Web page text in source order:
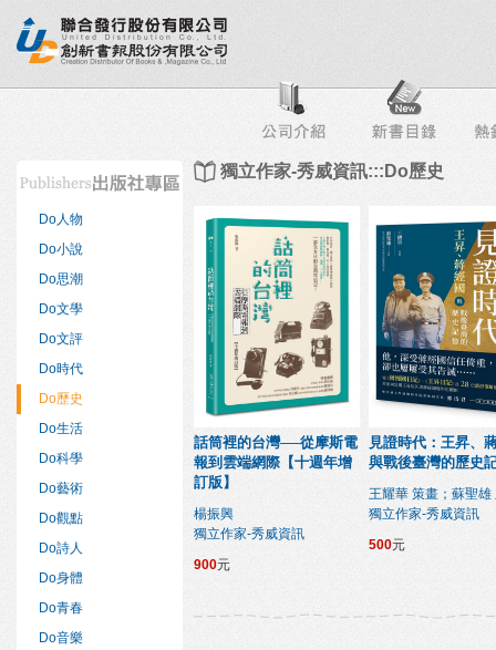
榜 出版社專區 書店專區 目錄下載 會員服務
Do人物
Do小說
Do思潮
Do文學
Do文評
Do時代
Do歷史
Do生活
Do科學
Do藝術
Do觀點
Do詩人
Do身體
Do青春
Do音樂
獨立作家-秀威資訊:::Do歷史
話筒裡的台灣──從摩斯電
報到雲端網際【十週年增
訂版】
楊振興
獨立作家-秀威資訊
900元
見證時代：王昇、
與戰後臺灣的歷史
王耀華 策畫；蘇聖雄
獨立作家-秀威資訊
500元